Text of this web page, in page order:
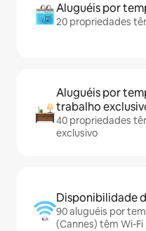
Aluguéis por
20 propriedades
Aluguéis por
trabalho
40 propriedades
exclusivo
Disponibilidade
90 aluguéis por
(Cannes) têm Wi-Fi